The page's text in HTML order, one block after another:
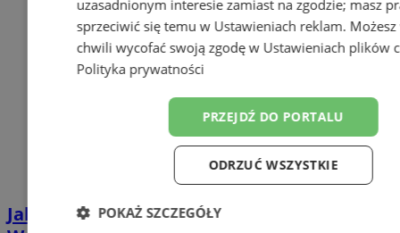
Jak uzyskać Kartę Dużej Rodziny w
uzasadnionym interesie zamiast na zgodzie; masz
sprzeciwić się temu w Ustawieniach reklam.
chwili wycofać swoją zgodę w Ustawieniach plików
Polityka prywatności
PRZEJDŹ DO PORTALU
ODRZUĆ WSZYSTKIE
POKAŻ SZCZEGÓŁY